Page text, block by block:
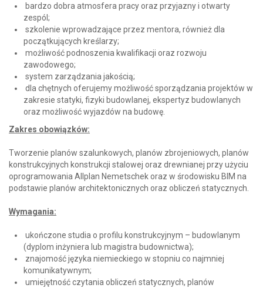
bardzo dobra atmosfera pracy oraz przyjazny i otwarty
zespól;
szkolenie wprowadzające przez mentora, również dla
początkujących kreślarzy;
możliwość podnoszenia kwalifikacji oraz rozwoju
zawodowego;
system zarządzania jakością;
dla chętnych oferujemy możliwość sporządzania projektów w
zakresie statyki, fizyki budowlanej, ekspertyz budowlanych
oraz możliwość wyjazdów na budowę.
Zakres obowiązków:
Tworzenie planów szalunkowych, planów zbrojeniowych, planów
konstrukcyjnych konstrukcji stalowej oraz drewnianej przy użyciu
oprogramowania Allplan Nemetschek oraz w środowisku BIM na
podstawie planów architektonicznych oraz obliczeń statycznych.
Wymagania:
ukończone studia o profilu konstrukcyjnym – budowlanym
(dyplom inżyniera lub magistra budownictwa);
znajomość języka niemieckiego w stopniu co najmniej
komunikatywnym;
umiejętność czytania obliczeń statycznych, planów